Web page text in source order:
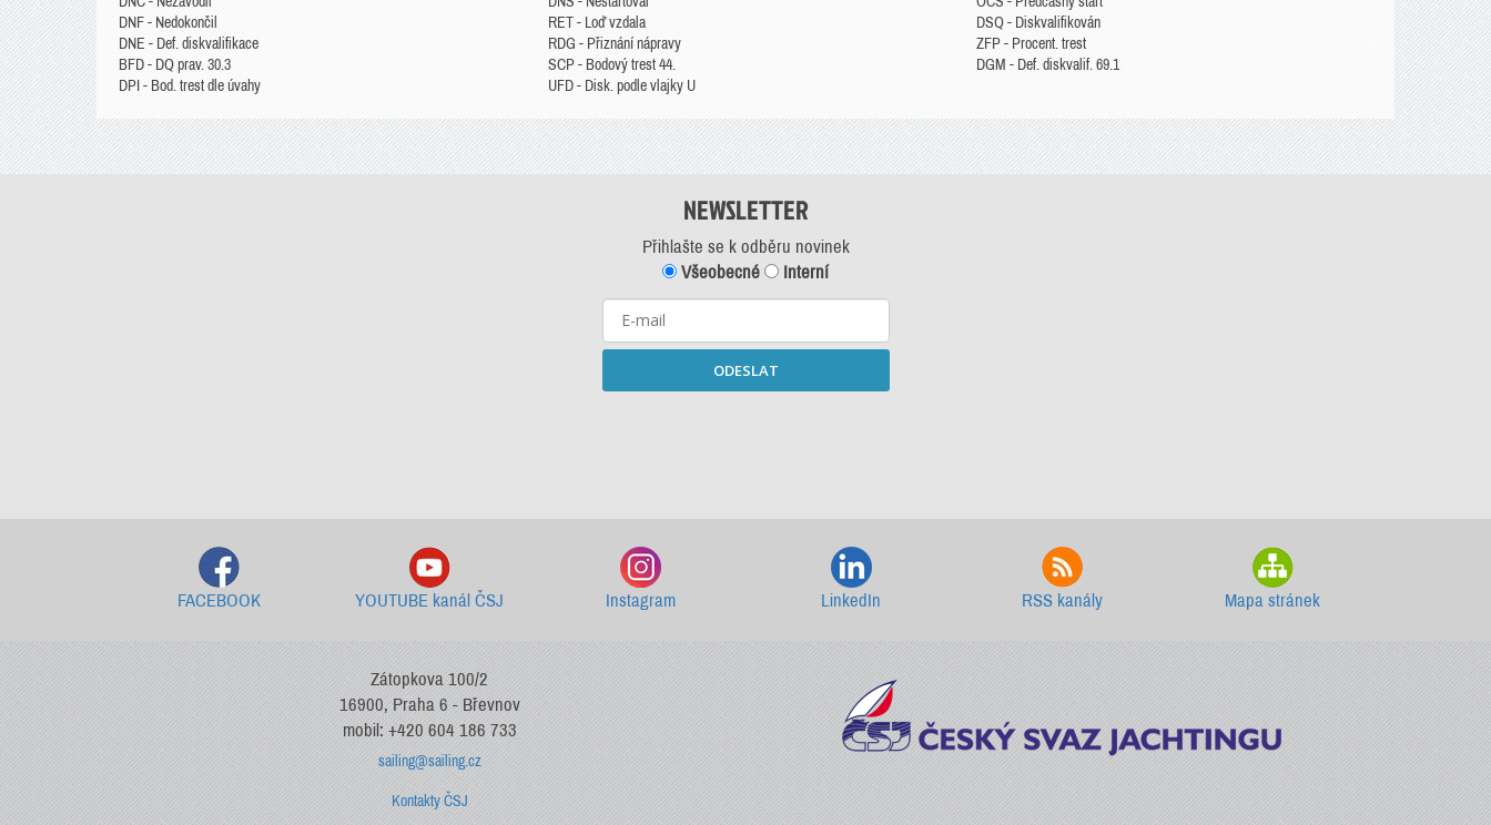
DNF - Nedokončil
DNE - Def. diskvalifikace
BFD - DQ prav. 30.3
DPI - Bod. trest dle úvahy
RET - Loď vzdala
RDG - Přiznání nápravy
SCP - Bodový trest 44.
UFD - Disk. podle vlajky U
DSQ - Diskvalifikován
ZFP - Procent. trest
DGM - Def. diskvalif. 69.1
NEWSLETTER
Přihlašte se k odběru novinek
Všeobecné
Interní
ODESLAT
FACEBOOK YOUTUBE kanál ČSJ Instagram LinkedIn RSS kanály Mapa stránek
Zátopkova 100/2
16900, Praha 6 - Břevnov
mobil: +420 604 186 733
sailing@sailing.cz
Kontakty ČSJ